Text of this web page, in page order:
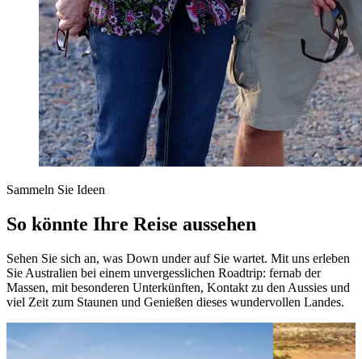
Sammeln Sie Ideen
So könnte Ihre Reise aussehen
Sehen Sie sich an, was Down under auf Sie wartet. Mit uns erleben
Sie Australien bei einem unvergesslichen Roadtrip: fernab der
Massen, mit besonderen Unterkünften, Kontakt zu den Aussies und
viel Zeit zum Staunen und Genießen dieses wundervollen Landes.
View 4 Wochen – die Höhepunkte der australischen
Ostküste
View 2